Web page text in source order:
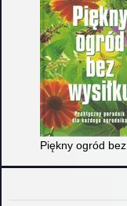
Piękny ogród